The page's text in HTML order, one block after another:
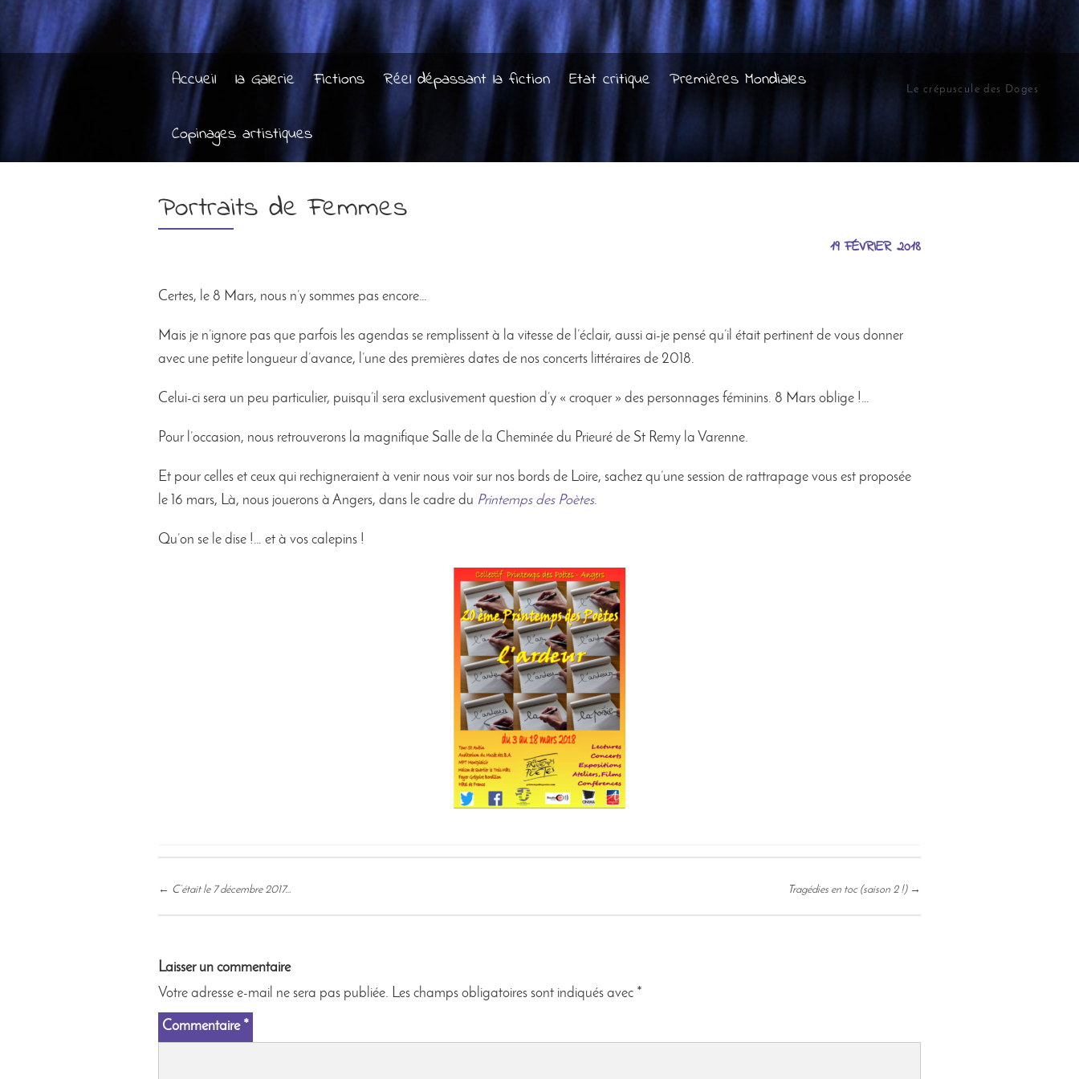
Le crépuscule des Doges
Accueil la Galerie Fictions Réel dépassant la fiction Etat critique Premières Mondiales
Copinages artistiques
Portraits de Femmes
19 FÉVRIER 2018
Certes, le 8 Mars, nous n’y sommes pas encore…
Mais je n’ignore pas que parfois les agendas se remplissent à la vitesse de l’éclair, aussi ai-je pensé qu’il était pertinent de vous donner
avec une petite longueur d’avance, l’une des premières dates de nos concerts littéraires de 2018.
Celui-ci sera un peu particulier, puisqu’il sera exclusivement question d’y « croquer » des personnages féminins. 8 Mars oblige !…
Pour l’occasion, nous retrouverons la magnifique Salle de la Cheminée du Prieuré de St Remy la Varenne.
Et pour celles et ceux qui rechigneraient à venir nous voir sur nos bords de Loire, sachez qu’une session de rattrapage vous est proposée
le 16 mars, Là, nous jouerons à Angers, dans le cadre du Printemps des Poètes.
Qu’on se le dise !… et à vos calepins !
← C’était le 7 décembre 2017… Tragédies en toc (saison 2 !) →
Laisser un commentaire
Votre adresse e-mail ne sera pas publiée. Les champs obligatoires sont indiqués avec *
Commentaire *